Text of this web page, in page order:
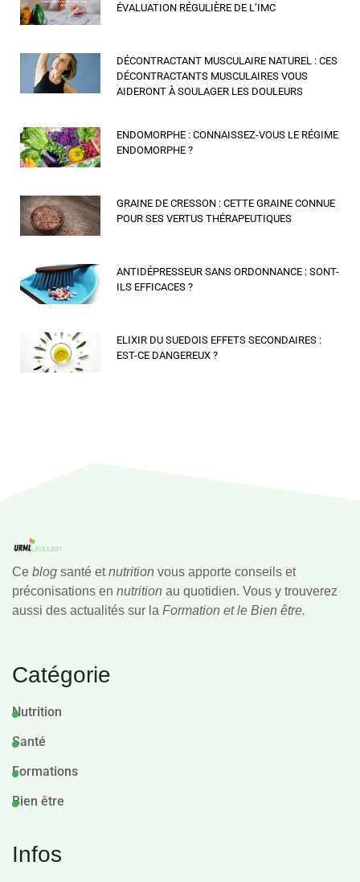
ÉVALUATION RÉGULIÈRE DE L’IMC
DÉCONTRACTANT MUSCULAIRE NATUREL : CES
DÉCONTRACTANTS MUSCULAIRES VOUS
AIDERONT À SOULAGER LES DOULEURS
ENDOMORPHE : CONNAISSEZ-VOUS LE RÉGIME
ENDOMORPHE ?
GRAINE DE CRESSON : CETTE GRAINE CONNUE
POUR SES VERTUS THÉRAPEUTIQUES
ANTIDÉPRESSEUR SANS ORDONNANCE : SONT-
ILS EFFICACES ?
ELIXIR DU SUEDOIS EFFETS SECONDAIRES :
EST-CE DANGEREUX ?
Ce blog santé etnutrition vous apporte conseils et
préconisations en nutrition au quotidien. Vous y trouverez
aussi des actualités sur la Formation et le Bien être.
Catégorie
Nutrition
Santé
Formations
Bien être
Infos